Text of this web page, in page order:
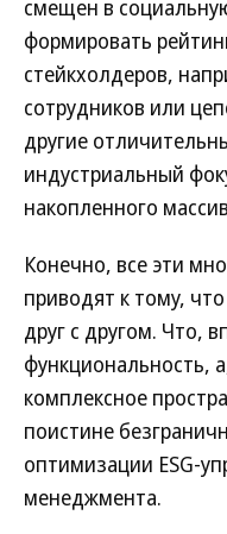
смещен в
формировать
стейкхолдеров,
сотрудников или
другие
индустриальный
накопленного
Конечно, все эти
приводят к тому,
друг с другом. Что,
функциональность,
комплексное
поистине
оптимизации ESG-
менеджмента.